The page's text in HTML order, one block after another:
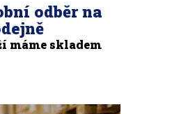
odběr na
máme skladem